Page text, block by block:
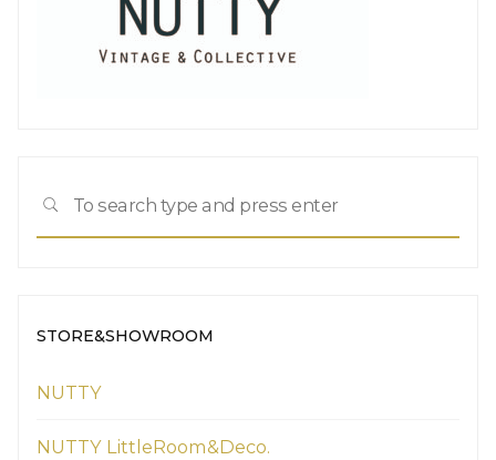
SEARCH
STORE&SHOWROOM
NUTTY
NUTTY LittleRoom&Deco.